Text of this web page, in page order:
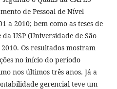
de Pessoal de Nível
a 2010; bem como as teses de
USP (Universidade de São
Os resultados mostram
no início do período
nos últimos três anos. Já a
gerencial teve um